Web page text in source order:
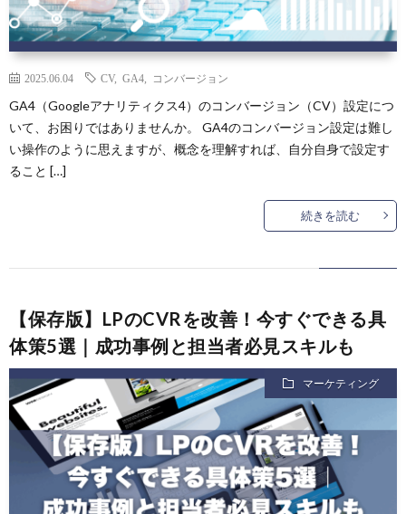
2025.06.04 CV, GA4 コンバージョン
GA4（Googleアナリティクス4）のコンバージョン（CV）設定につ
いて、お困りではありませんか。 GA4のコンバージョン設定は難し
い操作のように思えますが、概念を理解すれば、自分自身で設定す
ること […]
続きを読む
【保存版】LPのCVRを改善！今すぐできる具
体策5選｜成功事例と担当者必見スキルも
マーケティング